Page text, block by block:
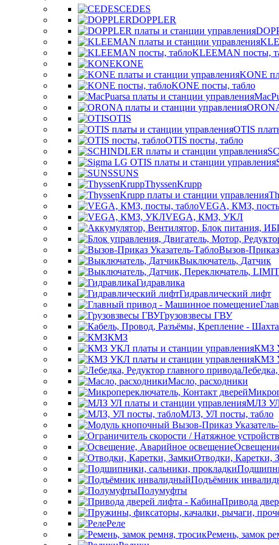
CEDES
DOPPLER
KLEEMAN посты,
KONE
KONE
KONE посты, табло
OTIS
OTIS
OTIS посты, табло
SUNS
ThyssenKrupp
VEGА, КМЗ,
VEGА, КМЗ, УКЛ
Вызов-Приказ
Выключатель, Датчик
Гидравлика
Гидравлический лифт
Грузовзвесы ГВУ
КМЗ
КМЗ
КМЗ
Масло, расходники
МЛЗ УЛ
МЛЗ, УЛ посты, табло
Отводки, Каретки,
Подъёмник
Полумуфты
Привода
Реле
Ремень, замок